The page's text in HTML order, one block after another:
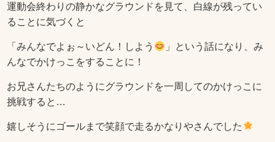
運動会終わりの静かなグラウンドを見て、白線が残ってい
ることに気づくと
「みんなでよぉ～いどん！しよう
」という話になり、み
んなでかけっこをすることに！
お兄さんたちのようにグラウンドを一周してのかけっこに
挑戦すると…
嬉しそうにゴールまで笑顔で走るかなりやさんでした